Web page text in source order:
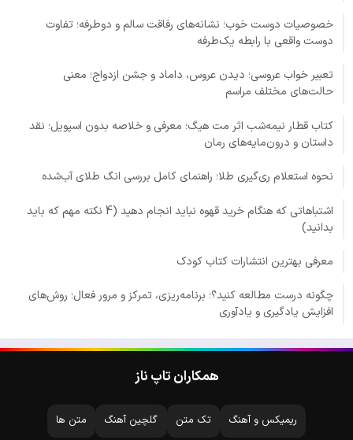
خصوصیات دوست خوب؛ نشانه‌های رفاقت سالم و دوطرفه؛ تفاوت
دوست واقعی با رابطه یک‌طرفه
تعبیر خواب عروسی؛ دیدن عروس، داماد و جشن ازدواج؛ معنی
حالت‌های مختلف مراسم
کتاب قطار نیمه‌شب اثر مت هیگ؛ معرفی و خلاصه بدون اسپویل؛ نقد
داستان و درون‌مایه‌های رمان
نحوه استعلام ری‌گیری طلا؛ راهنمای کامل بررسی انگ طلای آب‌شده
اشتباهاتی که هنگام خرید قهوه نباید انجام دهید (4 نکته مهم که باید
بدانید)
معرفی بهترین انتشارات کتاب کودک
چگونه درست مطالعه کنید؟؛ برنامه‌ریزی، تمرکز و مرور فعال؛ روش‌های
افزایش یادگیری و یادآوری
همکاران تاپ ناز
ریمیکس و آهنگ تک متن گلچین آهنگ متن ها